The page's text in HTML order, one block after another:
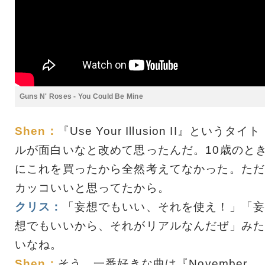
Guns N' Roses - You Could Be Mine
Shen：
『Use Your Illusion II』というタイト
ルが面白いなと改めて思ったんだ。10歳のと
にこれを買ったから全然考えてなかった。ただ
カッコいいと思ってたから。
クリス：
「妄想でもいい、それを使え！」「妄
想でもいいから、それがリアルなんだぜ」みた
いなね。